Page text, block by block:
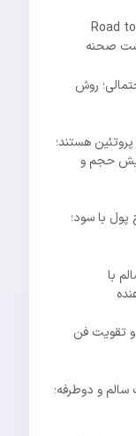
سریال قصه‌های جزیره؛ داستان و بازیگران Road to
روش
هستند؛
حجم و
با سود؛
با
تقویت فن
و دوطرفه؛